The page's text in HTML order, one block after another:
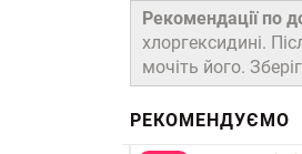
Рекомендації по
хлоргексидині.
мочіть його.
РЕКОМЕНДУЄМО